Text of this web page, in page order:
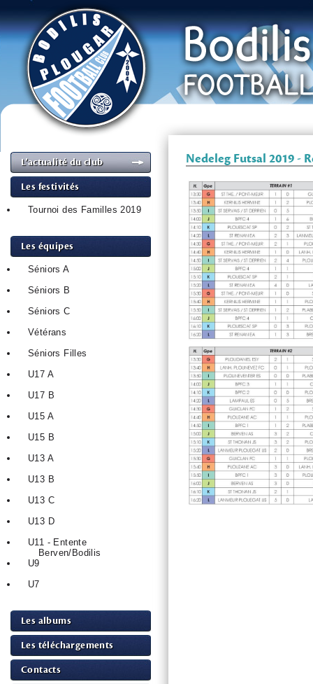
L’actualité du club
Les festivités
Tournoi des Familles 2019
Les équipes
Séniors A
Séniors B
Séniors C
Vétérans
Séniors Filles
U17 A
U17 B
U15 A
U15 B
U13 A
U13 B
U13 C
U13 D
U11 - Entente
Berven/Bodilis
U9
U7
Les albums
Les téléchargements
Contacts
Nedeleg Futsal 2019 -